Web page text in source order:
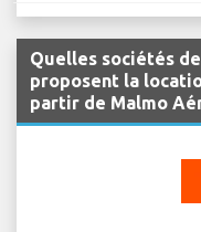
Quelles sociétés
proposent la
partir de Malmo